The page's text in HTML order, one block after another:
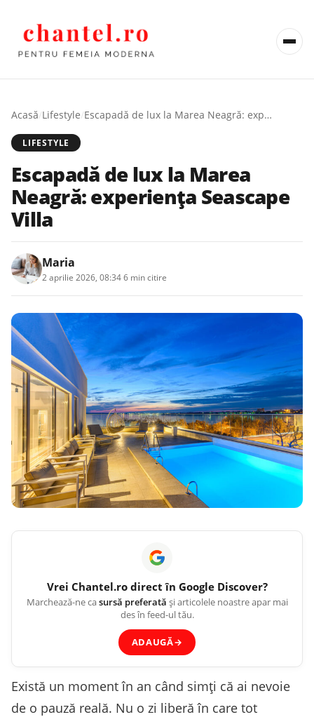
Acasă/Lifestyle/ Escapadă de lux la Marea Neagră: experiența Seascape Villa
LIFESTYLE
Escapadă de lux la Marea
Neagră: experiența Seascape
Villa
Maria
2 aprilie 2026, 08:346 min citire
Vrei Chantel.rodirect în Google Discover?
Marchează-ne casursă preferată și articolele noastre apar mai
des în feed-ul tău.
ADAUGĂ→
Există un moment în an când simți că ai nevoie
de o pauză reală. Nu o zi liberă în care tot